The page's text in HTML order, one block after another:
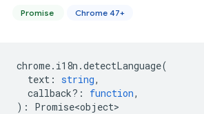
Promise Chrome 47+
chrome. i18n .detectLanguage(
text : string,
callback? : function,
) : Promise<object>